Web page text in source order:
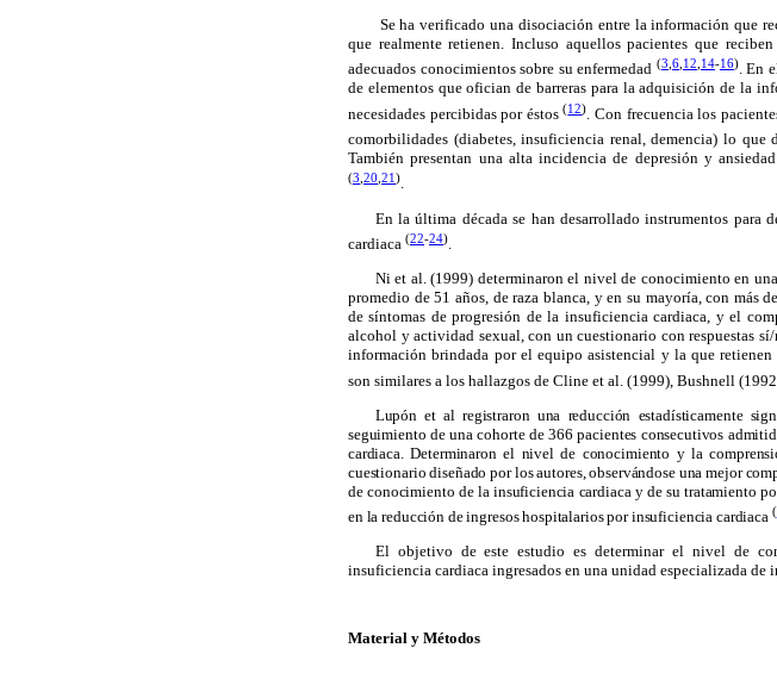
Se ha verificado una disociación entre la información que
que realmente retienen. Incluso aquellos pacientes que
adecuados conocimientos sobre su enfermedad (3 6, 12 14-16). En
de elementos que ofician de barreras para la adquisición de la
necesidades percibidas por éstos (12) . Con frecuencia los
comorbilidades (diabetes, insuficiencia renal, demencia) lo
También presentan una alta incidencia de depresión y
(3 20 21).
En la última década se han desarrollado instrumentos para
cardiaca (22-24).
Ni et al. (1999) determinaron el nivel de conocimiento en
promedio de 51 años, de raza blanca, y en su mayoría, con más
de síntomas de progresión de la insuficiencia cardiaca, y el
alcohol y actividad sexual, con un cuestionario con respuestas
información brindada por el equipo asistencial y la que
son similares a los hallazgos de Cline et al. (1999), Bushnell
Lupón et al registraron una reducción estadísticamente
seguimiento de una cohorte de 366 pacientes consecutivos
cardiaca. Determinaron el nivel de conocimiento y la
cuestionario diseñado por los autores, observándose una mejor
de conocimiento de la insuficiencia cardiaca y de su tratamiento
en la reducción de ingresos hospitalarios por insuficiencia cardiaca (
El objetivo de este estudio es determinar el nivel de
insuficiencia cardiaca ingresados en una unidad especializada de
Material y Métodos